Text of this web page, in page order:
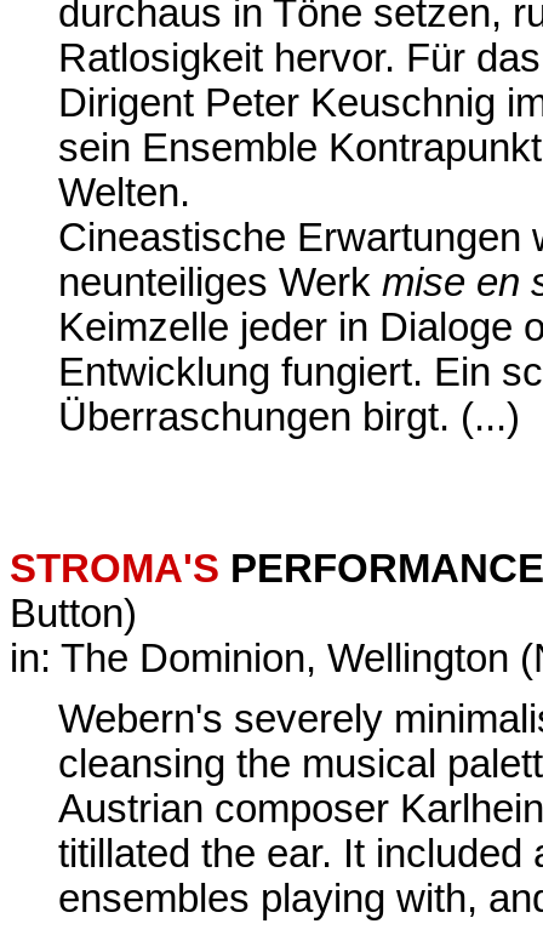
durchaus in Töne setzen,
Ratlosigkeit hervor. Für
Dirigent Peter Keuschnig
sein Ensemble
Welten.
Cineastische Erwartungen
neunteiliges Werk mise en
Keimzelle jeder in Dialoge
Entwicklung fungiert. Ein
Überraschungen birgt. (...)
STROMA'S
Button)
in: The Dominion, Wellington
Webern's severely
cleansing the musical
Austrian composer
titillated the ear. It
ensembles playing with,